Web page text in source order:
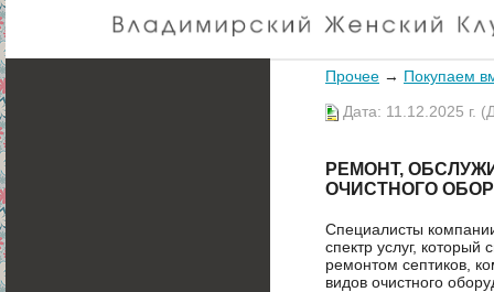
Прочее → Покупаем
Дата: 11.12.2025 г.
РЕМОНТ,
ОЧИСТНОГО
Специалисты
спектр услуг,
ремонтом септиков,
видов очистного